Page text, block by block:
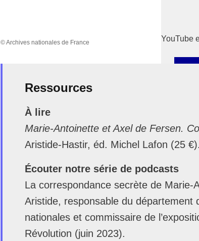
YouTube
© Archives nationales de France
Ressources
À lire
Marie-Antoinette et Axel de Fersen.
Aristide-Hastir, éd. Michel Lafon (25 €).
Écouter notre série de podcasts
La correspondance secrète de
Aristide, responsable du département
nationales et commissaire de
Révolution (juin 2023).